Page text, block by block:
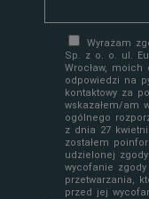
Wyrażam
Sp. z o. o. ul.
Wrocław,
odpowiedzi na
kontaktowy za
wskazałem/am
ogólnego
z dnia 27
zostałem
udzielonej
wycofanie
przetwarzania,
przed jej